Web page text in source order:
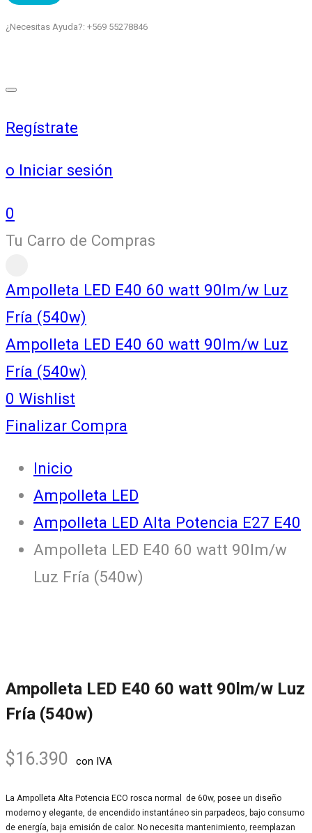
¿Necesitas Ayuda?: +569 55278846
Regístrate
o Iniciar sesión
0
Tu Carro de Compras
Ampolleta LED E40 60 watt 90lm/w Luz
Fría (540w)
Ampolleta LED E40 60 watt 90lm/w Luz
Fría (540w)
0 Wishlist
Finalizar Compra
Inicio
Ampolleta LED
Ampolleta LED Alta Potencia E27 E40
Ampolleta LED E40 60 watt 90lm/w
Luz Fría (540w)
Ampolleta LED E40 60 watt 90lm/w Luz
Fría (540w)
$16.390 con IVA
La Ampolleta Alta Potencia ECO rosca normal de 60w, posee un diseño
moderno y elegante, de encendido instantáneo sin parpadeos, bajo consumo
de energía, baja emisión de calor. No necesita mantenimiento, reemplazan